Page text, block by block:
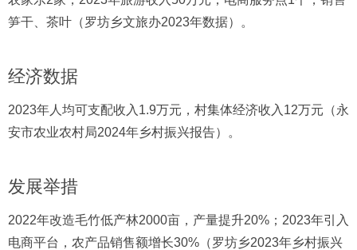
笋干、茶叶（罗坊乡文旅办2023年数据）。
经济数据
2023年人均可支配收入1.9万元，村集体经济收入12万元（永
安市农业农村局2024年乡村振兴报告）。
发展举措
2022年改造毛竹低产林2000亩，产量提升20%；2023年引入
电商平台，农产品销售额增长30%（罗坊乡2023年乡村振兴